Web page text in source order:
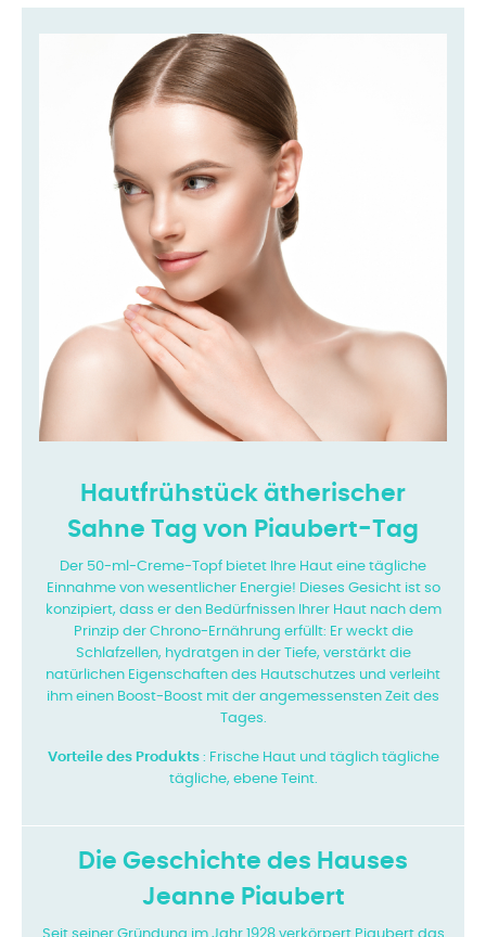
Hautfrühstück ätherischer
Sahne Tag von Piaubert-Tag
Der 50-ml-Creme-Topf bietet Ihre Haut eine tägliche
Einnahme von wesentlicher Energie! Dieses Gesicht ist so
konzipiert, dass er den Bedürfnissen Ihrer Haut nach dem
Prinzip der Chrono-Ernährung erfüllt: Er weckt die
Schlafzellen, hydratgen in der Tiefe, verstärkt die
natürlichen Eigenschaften des Hautschutzes und verleiht
ihm einen Boost-Boost mit der angemessensten Zeit des
Tages.
Vorteile des Produkts: Frische Haut und täglich tägliche
tägliche, ebene Teint.
Die Geschichte des Hauses
Jeanne Piaubert